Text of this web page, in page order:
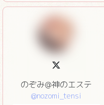
のぞみ@神のエステ
@nozomi_tensi